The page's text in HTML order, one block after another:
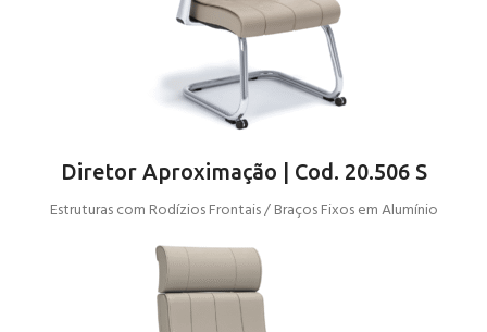
Diretor Aproximação | Cod. 20.506 S
Estruturas com Rodízios Frontais / Braços Fixos em Alumínio